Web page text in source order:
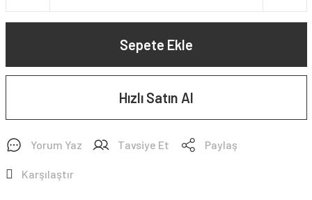
Sepete Ekle
Hızlı Satın Al
Yorum Yaz Tavsiye Et Paylaş
Karşılaştır